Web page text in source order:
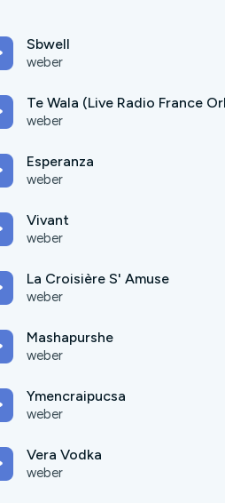
Sbwell
weber
Te Wala (Live Radio France
weber
Esperanza
weber
Vivant
weber
La Croisière S' Amuse
weber
Mashapurshe
weber
Ymencraipucsa
weber
Vera Vodka
weber